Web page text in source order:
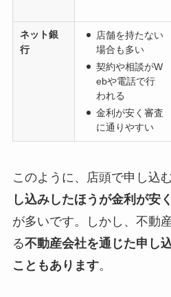
ネット銀
行
店舗を持たない
場合も多い
契約や相談がW
ebや電話で行
われる
金利が安く審査
に通りやすい
このように、店頭で申し込
し込みしたほうが金利が安く
が多いです。しかし、不動
る不動産会社を通じた申し
こともあります。